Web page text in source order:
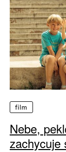
film
Nebe,
zachycuje